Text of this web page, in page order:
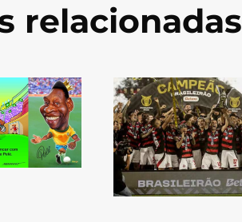
relacionadas